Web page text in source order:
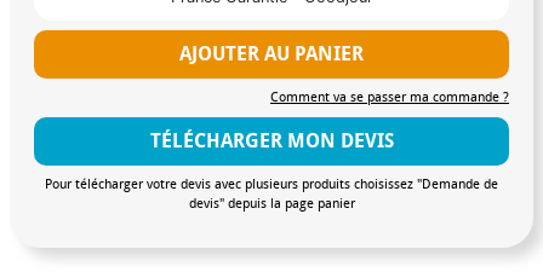
AJOUTER AU PANIER
Comment va se passer ma commande ?
TÉLÉCHARGER MON DEVIS
Pour télécharger votre devis avec plusieurs produits choisissez "Demande de
devis" depuis la page panier